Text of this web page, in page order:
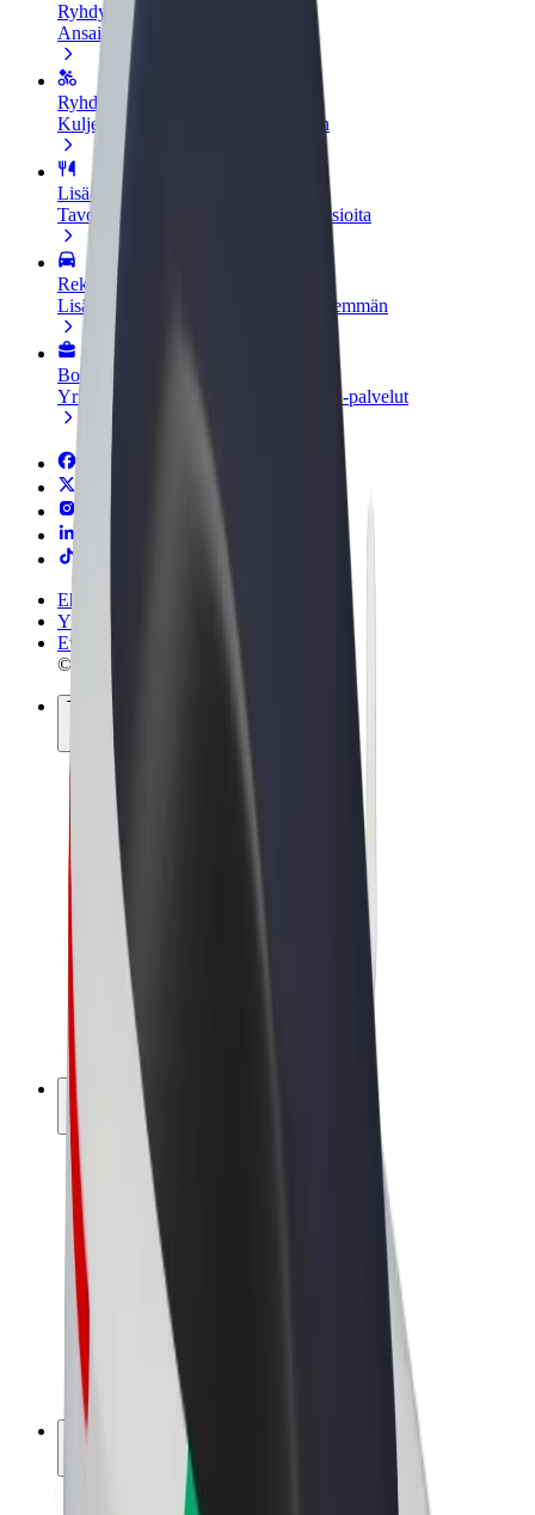
Ryhdy kuljettajaksi
Ansaitse omilla ehdoillasi
Ryhdy ruokalähetiksi
Kuljeta ruokaa ja ansaitse viikoittain
Lisää ravintola tai kauppa
Tavoita lisää asiakkaita ja kasvata ansioita
Rekisteröidy fleet-omistajaksi
Lisää autokantasi Boltiin ja tienaa enemmän
Bolt for Business
Yrityksellesi skaalatut Bolt-tuotteet ja -palvelut
Ehdot
Yksityisyys
Evästeet
© 2026 Bolt Technology OÜ
Tuotteet
Kyydit
Sähköpotkulaudat
Bolt-kauppa
Bolt Food
Bolt Drive
Bolt for Business
Sähköpyörät
Bolt Plus
Tienaa Boltilla
Kuljettajat
Kuljettajan ansiot
Ruokalähetit
Lähetin ansiot
Bolt Food -kauppiaat
Franchiset
Yritys